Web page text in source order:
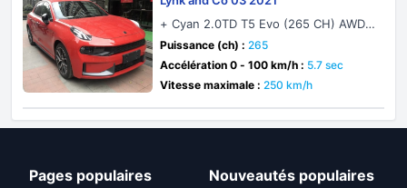
+ Cyan 2.0TD T5 Evo (265 CH) AWD
Automatic
Puissance (ch) : 265
Accélération 0 - 100 km/h : 5.7 sec
Vitesse maximale : 250 km/h
Pages populaires Nouveautés populaires